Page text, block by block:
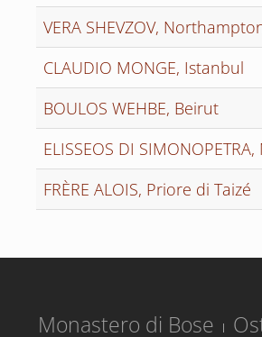
VERA SHEVZOV,
CLAUDIO MONGE, Istanbul
BOULOS WEHBE, Beirut
ELISSEOS DI
FRÈRE ALOIS, Priore di Taizé
Monastero di Bose